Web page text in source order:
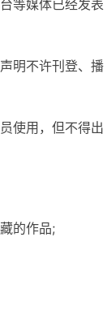
等媒体已经发表
明不许刊登、播
使用，但不得出
的作品;